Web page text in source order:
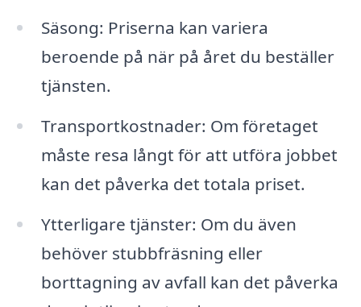
Säsong: Priserna kan variera
beroende på när på året du beställer
tjänsten.
Transportkostnader: Om företaget
måste resa långt för att utföra jobbet
kan det påverka det totala priset.
Ytterligare tjänster: Om du även
behöver stubbfräsning eller
borttagning av avfall kan det påverka